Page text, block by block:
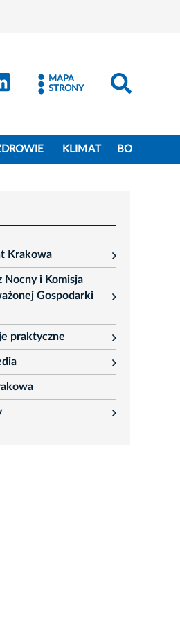
- Instagram
Kraków - LinkedIn
MAPA
STRONY
KLIMAT BO
Krakowa
Nocny i Komisja
Gospodarki
praktyczne